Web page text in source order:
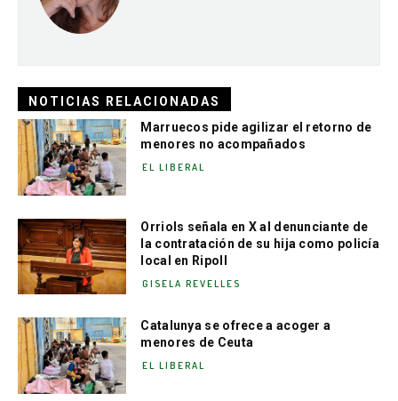
NOTICIAS RELACIONADAS
Marruecos pide agilizar el retorno de
menores no acompañados
EL LIBERAL
Orriols señala en X al denunciante de
la contratación de su hija como policía
local en Ripoll
GISELA REVELLES
Catalunya se ofrece a acoger a
menores de Ceuta
EL LIBERAL